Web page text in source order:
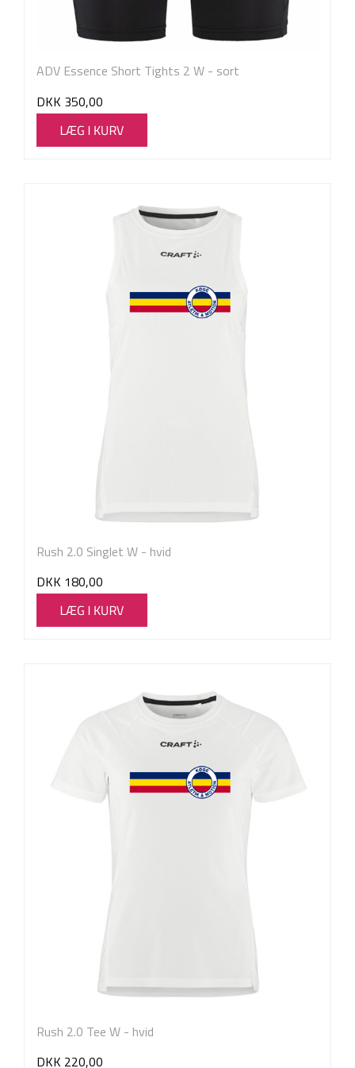
ADV Essence Short Tights 2 W - sort
DKK 350,00
Rush 2.0 Singlet W - hvid
DKK 180,00
Rush 2.0 Tee W - hvid
DKK 220,00